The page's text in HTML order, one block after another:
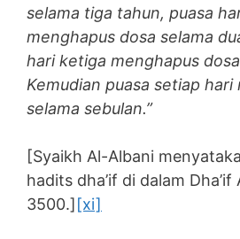
selama tiga tahun, puasa
menghapus dosa selama
hari ketiga menghapus
Kemudian puasa setiap hari
selama sebulan.”
[Syaikh Al-Albani
hadits dha’if di dalam Dha’if
3500.] [xi]